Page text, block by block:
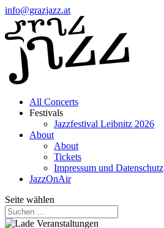
info@grazjazz.at
All Concerts
Festivals
Jazzfestival Leibnitz 2026
About
About
Tickets
Impressum und Datenschutz
JazzOnAir
Seite wählen